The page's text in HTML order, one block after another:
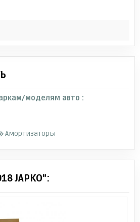
моделям авто :
Амортизаторы
JAPKO":